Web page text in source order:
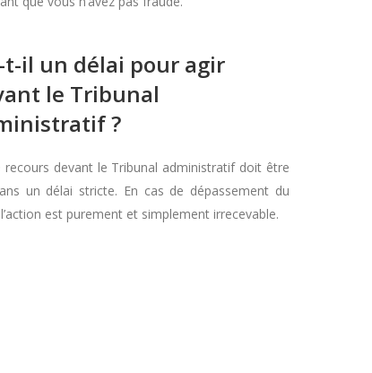
t-il un délai pour agir
le Tribunal
?
recours devant le Tribunal administratif doit être
un délai stricte. En cas de dépassement du
est purement et simplement irrecevable.